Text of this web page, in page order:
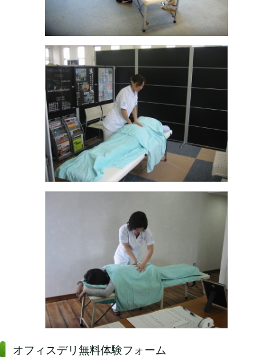
オフィスデリ無料体験フォーム